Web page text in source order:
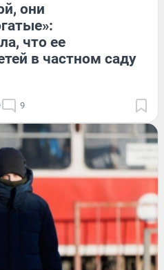
они
что ее
в частном саду
9